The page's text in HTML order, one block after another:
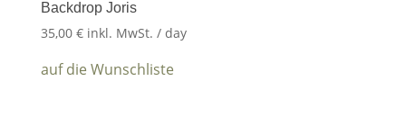
Backdrop Joris
35,00 € inkl. MwSt. / day
auf die Wunschliste